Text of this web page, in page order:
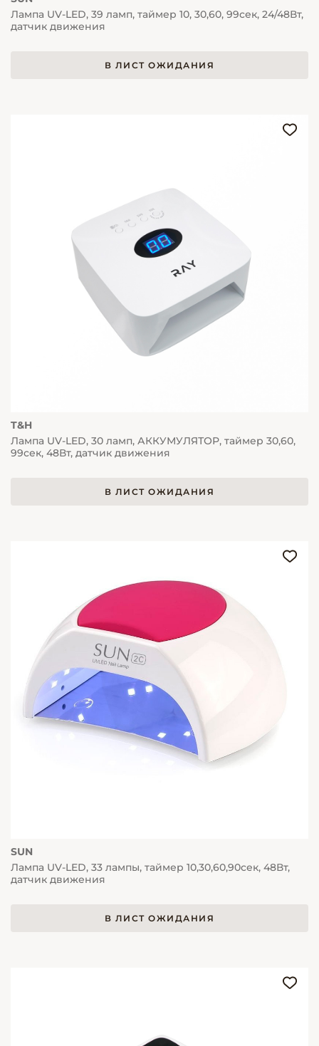
Лампа UV-LED, 39 ламп, таймер 10, 30,60, 99сек, 24/48Вт,
датчик движения
В ЛИСТ ОЖИДАНИЯ
T&H
Лампа UV-LED, 30 ламп, АККУМУЛЯТОР, таймер 30,60,
99сек, 48Вт, датчик движения
В ЛИСТ ОЖИДАНИЯ
SUN
Лампа UV-LED, 33 лампы, таймер 10,30,60,90сек, 48Вт,
датчик движения
В ЛИСТ ОЖИДАНИЯ